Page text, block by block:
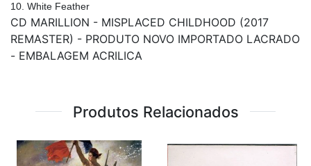
10. White Feather
CD MARILLION - MISPLACED CHILDHOOD (2017
REMASTER) - PRODUTO NOVO IMPORTADO LACRADO
- EMBALAGEM ACRILICA
Produtos Relacionados